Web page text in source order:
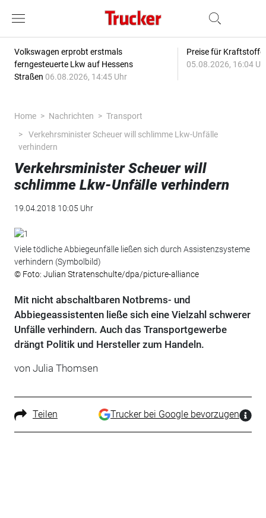
Volkswagen erprobt erstmals
ferngesteuerte Lkw auf Hessens
Straßen 06.08.2026, 14:45 Uhr
Preise für
05.08.2026, 16:04
Home Nachrichten
Transport
Verkehrsminister Scheuer will schlimme Lkw-Unfälle
verhindern
Verkehrsminister Scheuer will
schlimme Lkw-Unfälle verhindern
19.04.2018 10:05 Uhr
Viele tödliche Abbiegeunfälle ließen sich durch Assistenzsysteme
verhindern (Symbolbild)
© Foto: Julian Stratenschulte/dpa/picture-alliance
Mit nicht abschaltbaren Notbrems- und
Abbiegeassistenten ließe sich eine Vielzahl schwerer
Unfälle verhindern. Auch das Transportgewerbe
drängt Politik und Hersteller zum Handeln.
von Julia Thomsen
Teilen Trucker bei Google bevorzugen